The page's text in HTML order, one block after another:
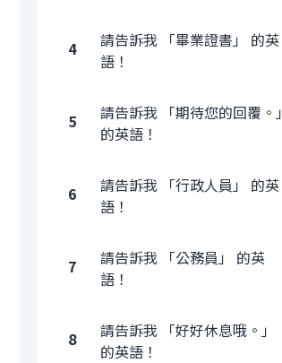
4
請告訴我 「畢業證書」 的英
語！
5
請告訴我 「期待您的回覆。」
的英語！
6
請告訴我 「行政人員」 的英
語！
7
請告訴我 「公務員」 的英
語！
8
請告訴我 「好好休息哦。」
的英語！